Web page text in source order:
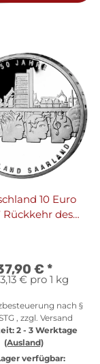
10 Euro
Rückkehr des
€ *
€ pro 1 kg
nach §
, zzgl. Versand
2 - 3 Werktage
(Ausland)
verfügbar: